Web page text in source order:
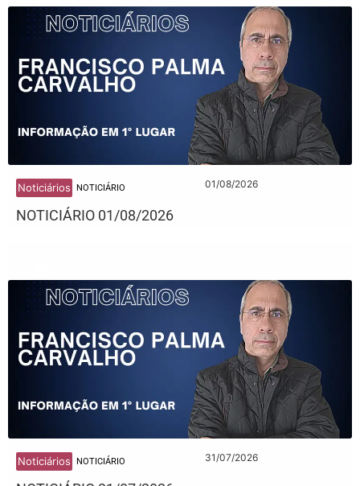
Noticiários NOTICIÁRIO 01/08/2026
NOTICIÁRIO 01/08/2026
Noticiários NOTICIÁRIO 31/07/2026